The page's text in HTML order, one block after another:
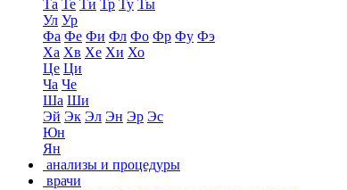
Та Те Ти Тр Ту Ты
Ул Ур
Фа Фе Фи Фл Фо Фр Фу Фэ
Ха Хв Хе Хи Хо
Це Ци
Ча Че
Ша Ши
Эй Эк Эл Эн Эр Эс
Юн
Ян
анализы и процедуры
врачи